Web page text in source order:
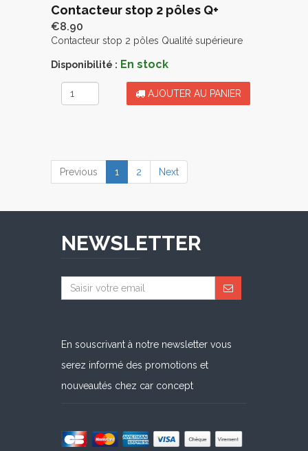
Contacteur stop 2 pôles Q+
€8.90
Contacteur stop 2 pôles Qualité supérieure
Disponibilité : En stock
AJOUTER AU PANIER
Previous 1 (current)
2 Next
NEWSLETTER
En souscrivant à notre newsletter vous
serez informé des promotions et
nouveautés chez car concept